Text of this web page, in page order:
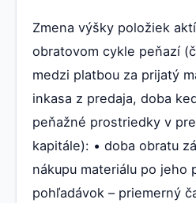
Zmena výšky položiek
obratovom cykle peňazí
medzi platbou za prijatý
inkasa z predaja, doba
peňažné prostriedky v
kapitále): • doba obratu
nákupu materiálu po jeho
pohľadávok – priemerný